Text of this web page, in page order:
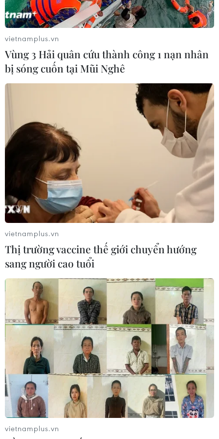
vietnamplus.vn
Vùng 3 Hải quân cứu thành công 1 nạn nhân
bị sóng cuốn tại Mũi Nghê
vietnamplus.vn
Thị trường vaccine thế giới chuyển hướng
sang người cao tuổi
vietnamplus.vn